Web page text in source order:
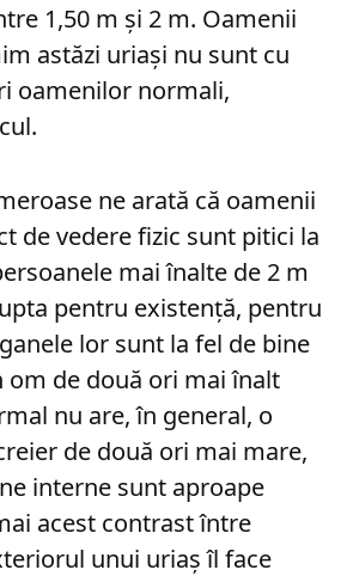
1,50 m și 2 m. Oamenii
astăzi uriași nu sunt cu
oamenilor normali,
ne arată că oamenii
de vedere fizic sunt pitici la
mai înalte de 2 m
pentru existență, pentru
lor sunt la fel de bine
om de două ori mai înalt
nu are, în general, o
de două ori mai mare,
interne sunt aproape
acest contrast între
unui uriaș îl face